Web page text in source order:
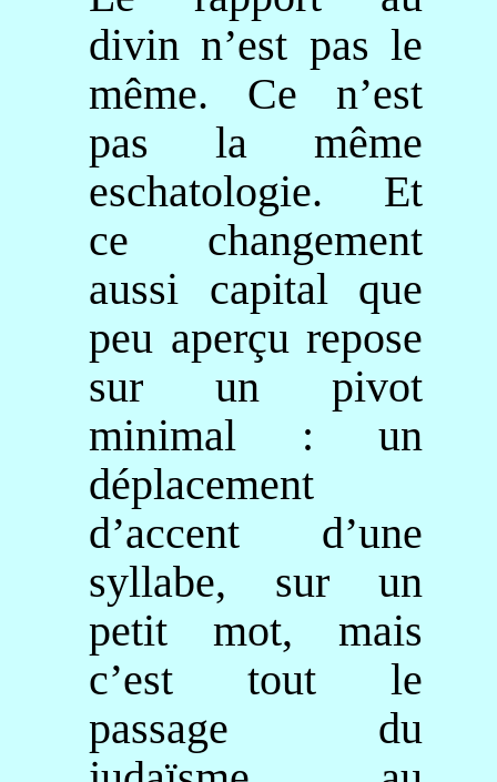
divin n’est pas le
même. Ce n’est
pas la même
eschatologie. Et
ce changement
aussi capital que
peu aperçu repose
sur un pivot
minimal : un
déplacement
d’accent d’une
syllabe, sur un
petit mot, mais
c’est tout le
passage du